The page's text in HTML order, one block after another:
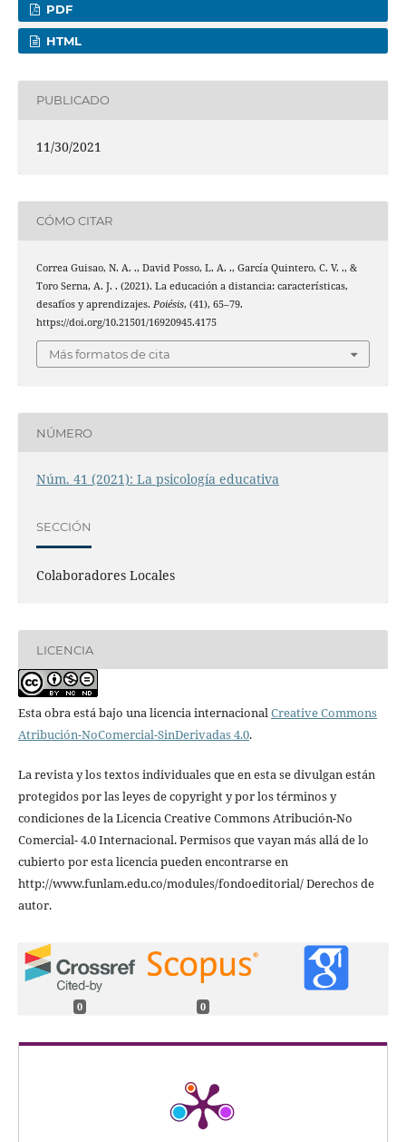
PDF
HTML
PUBLICADO
11/30/2021
CÓMO CITAR
Correa Guisao, N. A. ., David Posso, L. A. ., García Quintero, C. V. ., &
Toro Serna, A. J. . (2021). La educación a distancia: características,
desafíos y aprendizajes. Poiésis, (41), 65–79.
https://doi.org/10.21501/16920945.4175
Más formatos de cita
NÚMERO
Núm. 41 (2021): La psicología educativa
SECCIÓN
Colaboradores Locales
LICENCIA
Esta obra está bajo una licencia internacionalCreative Commons
Atribución-NoComercial-SinDerivadas 4.0.
La revista y los textos individuales que en esta se divulgan están
protegidos por las leyes de copyright y por los términos y
condiciones de la Licencia Creative Commons Atribución-No
Comercial- 4.0 Internacional. Permisos que vayan más allá de lo
cubierto por esta licencia pueden encontrarse en
http://www.funlam.edu.co/modules/fondoeditorial/ Derechos de
autor.
0 0